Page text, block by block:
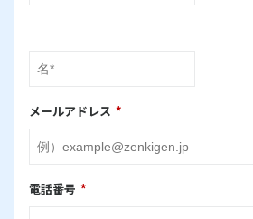
メールアドレス *
電話番号 *